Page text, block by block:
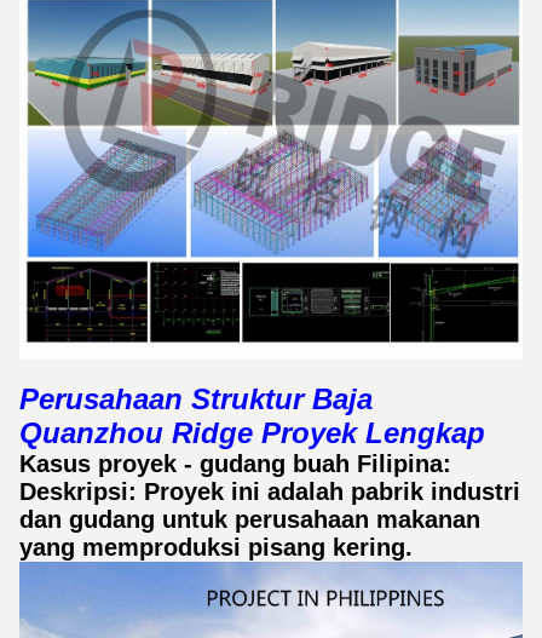
Perusahaan Struktur Baja
Quanzhou Ridge Proyek Lengkap
Kasus proyek - gudang buah Filipina:
Deskripsi: Proyek ini adalah pabrik industri
dan gudang untuk perusahaan makanan
yang memproduksi pisang kering.